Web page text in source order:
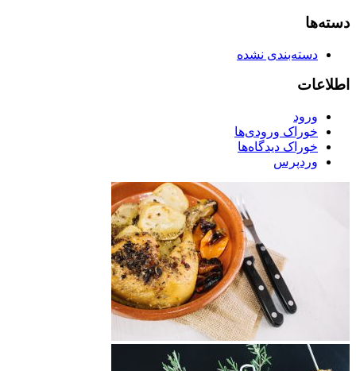
دسته‌ها
دسته‌بندی نشده
اطلاعات
ورود
خوراک ورودی‌ها
خوراک دیدگاه‌ها
وردپرس